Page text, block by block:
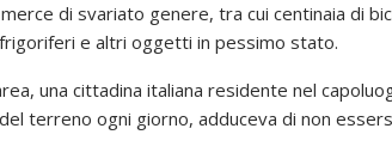
di svariato genere, tra cui centinaia di
e altri oggetti in pessimo stato.
una cittadina italiana residente nel
terreno ogni giorno, adduceva di non